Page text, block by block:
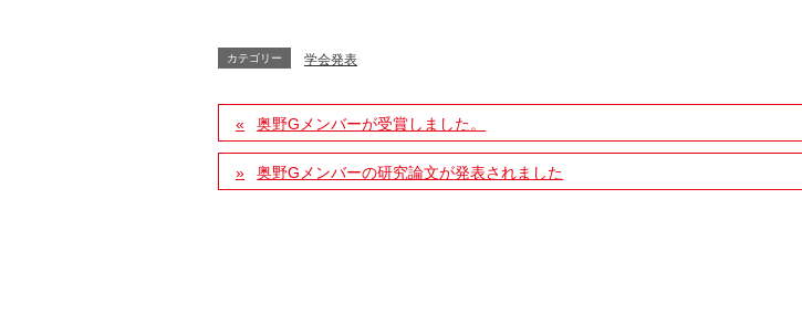
カテゴリー 学会発表
奥野Gメンバーが受賞しました。
奥野Gメンバーの研究論文が発表されました